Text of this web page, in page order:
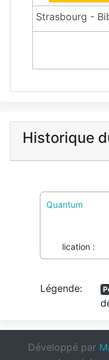
Strasbourg -
Historique
Quantum
Publication :
Légende:
Développé par